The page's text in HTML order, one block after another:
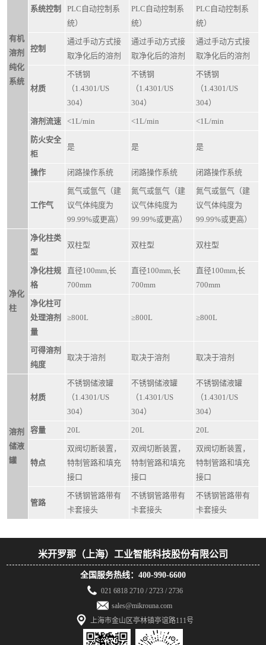
有机
溶剂
纯化
系统
系统控制
PLC自动控制系
统）
PLC自动控制系
统）
PLC自动控制系
统）
控制
通过手动方式接
取净化后的溶剂
通过手动方式接
取净化后的溶剂
通过手动方式接
取净化后的溶剂
材质
不锈钢
（1.4301/US
304）
不锈钢
（1.4301/US
304）
不锈钢
（1.4301/US
304）
溶剂流速 <1L/min <1L/min <1L/min
防火安全
柜
是 是 是
操作 闭路操作系统 闭路操作系统 闭路操作系统
工作气
氮气或氩气（建
议气体纯度为
99.99%或更高）
氮气或氩气（建
议气体纯度为
99.99%或更高）
氮气或氩气（建
议气体纯度为
99.99%或更高）
净化
柱
净化柱类
型
双柱型 双柱型 双柱型
净化柱规
格
直径100mm,长
700mm
直径100mm,长
700mm
直径100mm,长
700mm
净化柱可
处理溶剂
量
≥800L ≥800L ≥800L
可得溶剂
纯度
取决于溶剂 取决于溶剂 取决于溶剂
溶剂
储液
罐
材质
不锈钢储液罐
（1.4301/US
304）
不锈钢储液罐
（1.4301/US
304）
不锈钢储液罐
（1.4301/US
304）
容量 20L 20L 20L
特点
双阀切断装置，
特制管路和填充
接口
双阀切断装置，
特制管路和填充
接口
双阀切断装置，
特制管路和填充
接口
管路
不锈钢管路带有
卡套接头
不锈钢管路带有
卡套接头
不锈钢管路带有
卡套接头
米开罗那（上海）工业智能科技股份有限公司
全国服务热线：400-990-6600
021 6818 2710 / 2723 / 2736
sales@mikrouna.com
上海市金山区亭林镇亭谊路111号